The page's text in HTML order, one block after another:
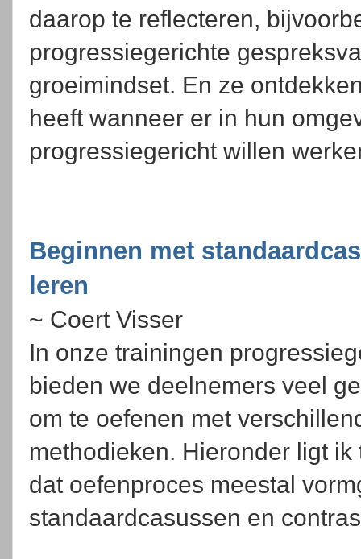
daarop te reflecteren,
progressiegerichte
groeimindset. En ze
heeft wanneer er in hun
progressiegericht willen
Beginnen met
leren
~ Coert Visser
In onze trainingen
bieden we deelnemers veel
om te oefenen met
methodieken. Hieronder ligt
dat oefenproces meestal
standaardcasussen en